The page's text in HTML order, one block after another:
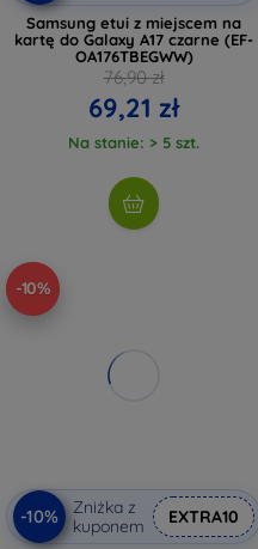
Samsung etui z miejscem na
kartę do Galaxy A17 czarne (EF-
OA176TBEGWW)
76,90 zł
69,21 zł
Na stanie: > 5 szt.
-10%
-10%
Zniżka z
kuponem
EXTRA10